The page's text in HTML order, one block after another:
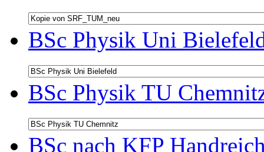
BSc Physik Uni
BSc Physik TU
BSc nach KFP